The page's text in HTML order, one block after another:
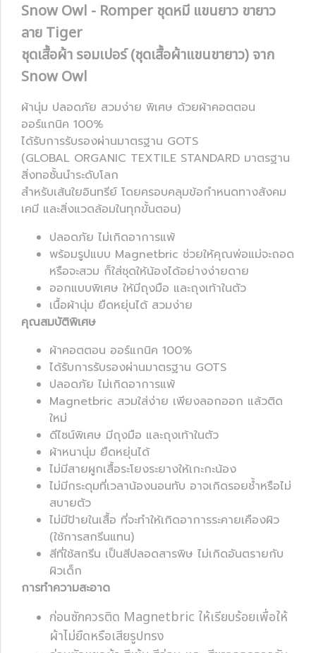
Snow Owl - Romper ชุดหมี แขนยาว ขายาว
ลาย Tiger
ชุดเสื้อผ้า รอมเปอร์ (ชุดเสื้อผ้าแขนขายาว) จาก
Snow Owl
ผ้านุ่ม ปลอดภัย สวมง่าย พิเศษ ด้วยผ้าคอตตอน
ออร์แกนิค 100%
ได้รับการรับรองผ่านมาตรฐาน GOTS
(GLOBAL ORGANIC TEXTILE STANDARD มาตรฐาน
สิ่งทอชั้นนำระดับโลก
สำหรับเส้นใยอินทรีย์ โดยครอบคลุมข้อกำหนดทางสังคม
เคมี และสิ่งแวดล้อมในทุกขั้นตอน)
ปลอดภัย ไม่เกิดอาการแพ้
พร้อมรูปแบบ Magnetbric ช่วยให้คุณพ่อแม่จะถอด
หรือจะสวม ก็ใส่ชุดให้น้องได้อย่างง่ายดาย
ออกแบบพิเศษ ให้มีถุงมือ และถุงเท้าในตัว
เนื้อผ้านุ่ม ยืดหยุ่นได้ สวมง่าย
คุณสมบัติพิเศษ
ผ้าคอตตอน ออร์แกนิค 100%
ได้รับการรับรองผ่านมาตรฐาน GOTS
ปลอดภัย ไม่เกิดอาการแพ้
Magnetbric สวมใส่ง่าย เพียงลอกออก แล้วติด
ใหม่
ดีไซน์พิเศษ มีถุงมือ และถุงเท้าในตัว
ผ้าหนานุ่ม ยืดหยุ่นได้
ไม่มีสายผูกเสื้อระโยงระยางให้เกะกะน้อง
ไม่มีกระดุมที่เวลาน้องนอนทับ อาจเกิดรอยช้ำหรือไม่
สบายตัว
ไม่มีป้ายในเสื้อ ที่จะทำให้เกิดอาการระคายเคืองผิว
(ใช้การสกรีนแทน)
สีที่ใช้สกรีน เป็นสีปลอดสารพิษ ไม่เกิดอันตรายกับ
ผิวเด็ก
การทำความสะอาด
ก่อนซักควรติด Magnetbric ให้เรียบร้อยเพื่อให้
ผ้าไม่ยืดหรือเสียรูปทรง